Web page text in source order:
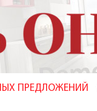
ПРЕДЛОЖЕНИЙ